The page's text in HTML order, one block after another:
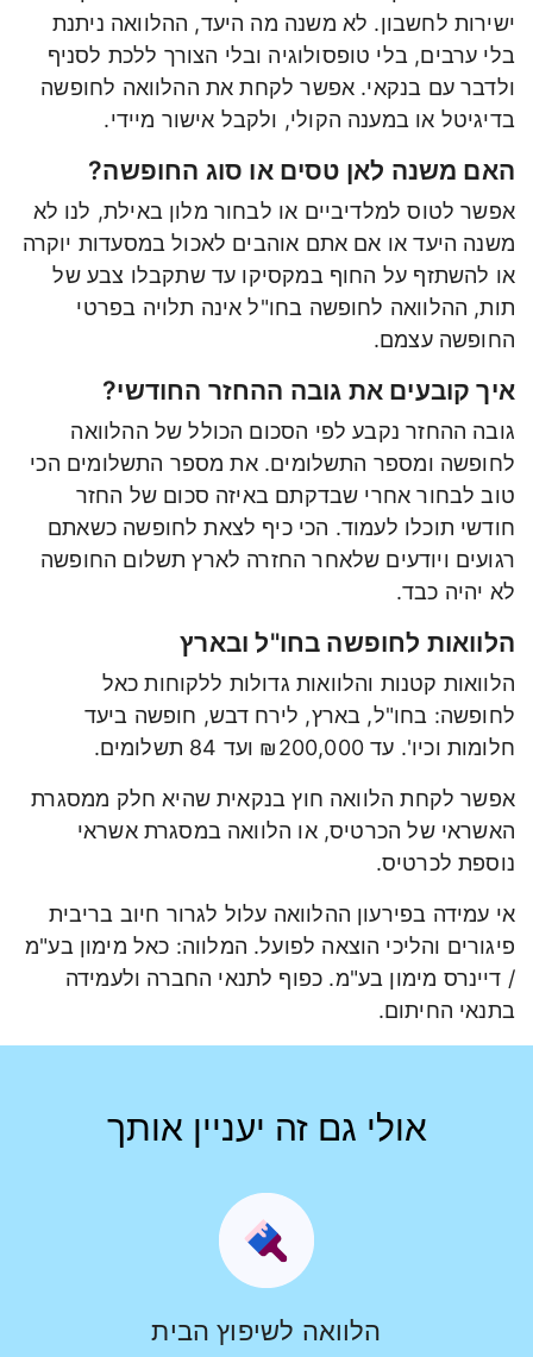
ישירות לחשבון. לא משנה מה היעד, ההלוואה ניתנת
בלי ערבים, בלי טופסולוגיה ובלי הצורך ללכת לסניף
ולדבר עם בנקאי. אפשר לקחת את ההלוואה לחופשה
בדיגיטל או במענה הקולי, ולקבל אישור מיידי.
האם משנה לאן טסים או סוג החופשה?
אפשר לטוס למלדיביים או לבחור מלון באילת, לנו לא
משנה היעד או אם אתם אוהבים לאכול במסעדות יוקרה
או להשתזף על החוף במקסיקו עד שתקבלו צבע של
תות, ההלוואה לחופשה בחו"ל אינה תלויה בפרטי
החופשה עצמם.
איך קובעים את גובה ההחזר החודשי?
גובה ההחזר נקבע לפי הסכום הכולל של ההלוואה
לחופשה ומספר התשלומים. את מספר התשלומים הכי
טוב לבחור אחרי שבדקתם באיזה סכום של החזר
חודשי תוכלו לעמוד. הכי כיף לצאת לחופשה כשאתם
רגועים ויודעים שלאחר החזרה לארץ תשלום החופשה
לא יהיה כבד.
הלוואות לחופשה בחו"ל ובארץ
הלוואות קטנות והלוואות גדולות ללקוחות כאל
לחופשה: בחו"ל, בארץ, לירח דבש, חופשה ביעד
חלומות וכיו'. עד ₪200,000 ועד 84 תשלומים.
אפשר לקחת הלוואה חוץ בנקאית שהיא חלק ממסגרת
האשראי של הכרטיס, או הלוואה במסגרת אשראי
נוספת לכרטיס.
אי עמידה בפירעון ההלוואה עלול לגרור חיוב בריבית
פיגורים והליכי הוצאה לפועל. המלווה: כאל מימון בע"מ
/ דיינרס מימון בע"מ. כפוף לתנאי החברה ולעמידה
בתנאי החיתום.
אולי גם זה יעניין אותך
הלוואה לשיפוץ הבית